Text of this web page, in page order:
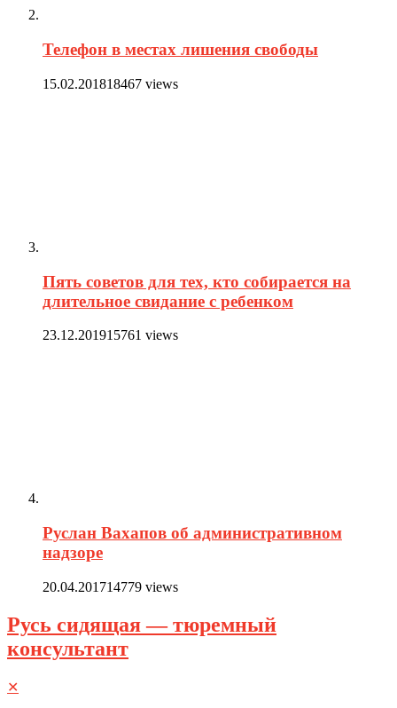
Телефон в местах лишения свободы
15.02.201818467 views
Пять советов для тех, кто собирается на
длительное свидание с ребенком
23.12.201915761 views
Руслан Вахапов об административном
надзоре
20.04.201714779 views
Русь сидящая — тюремный
консультант
✕